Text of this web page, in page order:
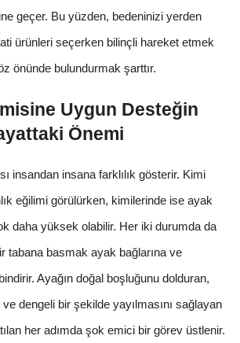
geçer. Bu yüzden, bedeninizi yerden
ürünleri seçerken bilinçli hareket etmek
önünde bulundurmak şarttır.
Uygun Desteğin
Önemi
insandan insana farklılık gösterir. Kimi
eğilimi görülürken, kimilerinde ise ayak
daha yüksek olabilir. Her iki durumda da
tabana basmak ayak bağlarına ve
Ayağın doğal boşluğunu dolduran,
ve dengeli bir şekilde yayılmasını sağlayan
her adımda şok emici bir görev üstlenir.